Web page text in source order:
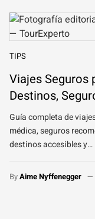
TIPS
Viajes Seguros
Destinos,
Guía completa de
médica, seguros
destinos accesibles y…
ByAime Nyffenegger